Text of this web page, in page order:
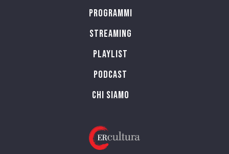
Programmi
Streaming
Playlist
PODCAST
Chi siamo